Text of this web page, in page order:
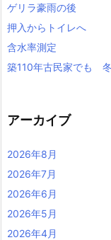
ゲリラ豪雨の後
押入からトイレへ
含水率測定
築110年古民家でも 冬
アーカイブ
2026年8月
2026年7月
2026年6月
2026年5月
2026年4月